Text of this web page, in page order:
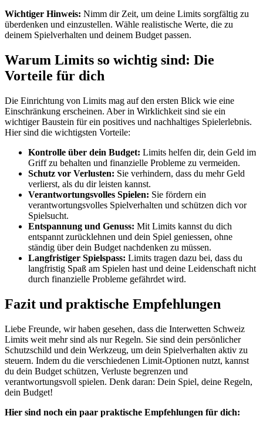
Wichtiger Hinweis: Nimm dir Zeit, um deine Limits sorgfältig zu
überdenken und einzustellen. Wähle realistische Werte, die zu
deinem Spielverhalten und deinem Budget passen.
Warum Limits so wichtig sind: Die
Vorteile für dich
Die Einrichtung von Limits mag auf den ersten Blick wie eine
Einschränkung erscheinen. Aber in Wirklichkeit sind sie ein
wichtiger Baustein für ein positives und nachhaltiges Spielerlebnis.
Hier sind die wichtigsten Vorteile:
Kontrolle über dein Budget: Limits helfen dir, dein Geld im
Griff zu behalten und finanzielle Probleme zu vermeiden.
Schutz vor Verlusten: Sie verhindern, dass du mehr Geld
verlierst, als du dir leisten kannst.
Verantwortungsvolles Spielen: Sie fördern ein
verantwortungsvolles Spielverhalten und schützen dich vor
Spielsucht.
Entspannung und Genuss: Mit Limits kannst du dich
entspannt zurücklehnen und dein Spiel geniessen, ohne
ständig über dein Budget nachdenken zu müssen.
Langfristiger Spielspass: Limits tragen dazu bei, dass du
langfristig Spaß am Spielen hast und deine Leidenschaft nicht
durch finanzielle Probleme gefährdet wird.
Fazit und praktische Empfehlungen
Liebe Freunde, wir haben gesehen, dass die Interwetten Schweiz
Limits weit mehr sind als nur Regeln. Sie sind dein persönlicher
Schutzschild und dein Werkzeug, um dein Spielverhalten aktiv zu
steuern. Indem du die verschiedenen Limit-Optionen nutzt, kannst
du dein Budget schützen, Verluste begrenzen und
verantwortungsvoll spielen. Denk daran: Dein Spiel, deine Regeln,
dein Budget!
Hier sind noch ein paar praktische Empfehlungen für dich: